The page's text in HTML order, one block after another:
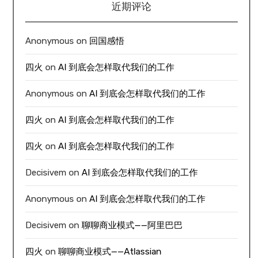
近期评论
Anonymous on 回国感悟
四火 onAI 到底会怎样取代我们的工作
Anonymous onAI 到底会怎样取代我们的工作
四火 onAI 到底会怎样取代我们的工作
四火 onAI 到底会怎样取代我们的工作
Decisivem onAI 到底会怎样取代我们的工作
Anonymous onAI 到底会怎样取代我们的工作
Decisivem on聊聊商业模式——阿里巴巴
四火 on聊聊商业模式——Atlassian